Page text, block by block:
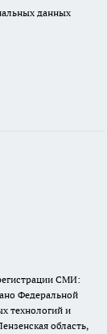
данных
СМИ:
Федеральной
технологий и
область,